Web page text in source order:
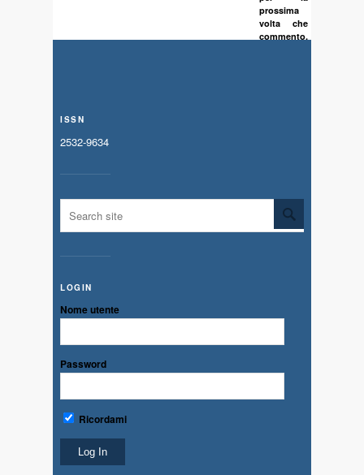
prossima
volta che
commento.
ISSN
2532-9634
LOGIN
Nome utente
Password
Ricordami